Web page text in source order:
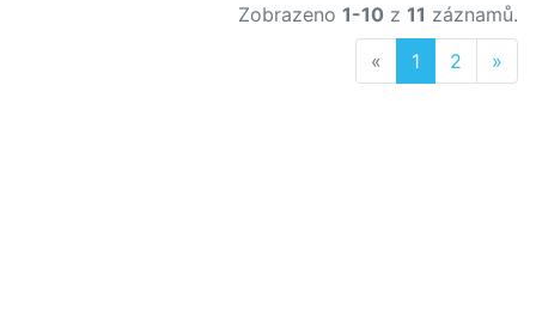
Zobrazeno 1-10 z 11 záznamů.
« Previous
1 2 »